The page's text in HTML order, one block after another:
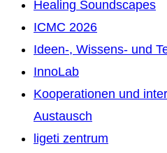
Healing Soundscapes
ICMC 2026
Ideen-, Wissens- und
InnoLab
Kooperationen und
Austausch
ligeti zentrum